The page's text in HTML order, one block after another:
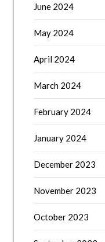
June 2024
May 2024
April 2024
March 2024
February 2024
January 2024
December 2023
November 2023
October 2023